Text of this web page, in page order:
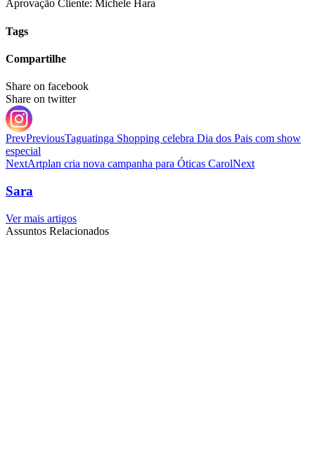
Aprovação Cliente: Michele Hara
Tags
Compartilhe
Share on facebook
Share on twitter
PrevPreviousTaguatinga Shopping celebra Dia dos Pais com show
especial
NextArtplan cria nova campanha para Óticas CarolNext
Sara
Ver mais artigos
Assuntos Relacionados